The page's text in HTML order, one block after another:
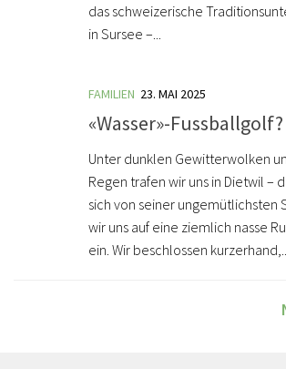
das schweizerische
in Sursee –...
FAMILIEN 23. MAI 2025
«Wasser»-Fussballgolf?
Unter dunklen Gewitterwolken
Regen trafen wir uns in Dietwil –
sich von seiner ungemütlichsten
wir uns auf eine ziemlich nasse
ein. Wir beschlossen kurzerhand,...